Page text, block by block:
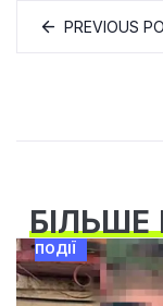
PREVIOUS
БІЛЬШЕ
ПОДІЇ